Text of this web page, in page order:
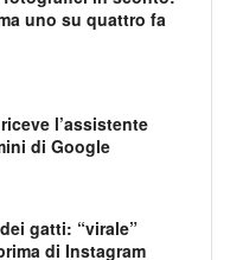
uno su quattro fa
l’assistente
di Google
gatti: “virale”
di Instagram